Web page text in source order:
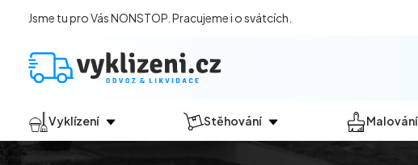
Jsme tu pro Vás NONSTOP. Pracujeme i o svátcích.
Vyklízení
Jak vyklízení probíhá?
Stěhování Malování